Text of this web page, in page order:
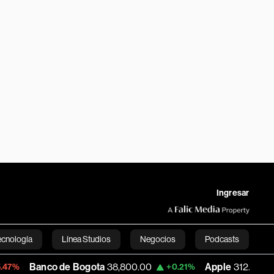
Ingresar
Línea Studios Negocios Podcasts
English
de Bogota 38,800.00 +0.21% Apple 312.46 +0.49%